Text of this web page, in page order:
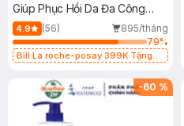
Giúp Phục Hồi Da Đa Công
Dụng 40ml
4.9 (56)
895/tháng
79%
Bill La roche-posay 399K Tặng
(SL có hạn)
-60 %